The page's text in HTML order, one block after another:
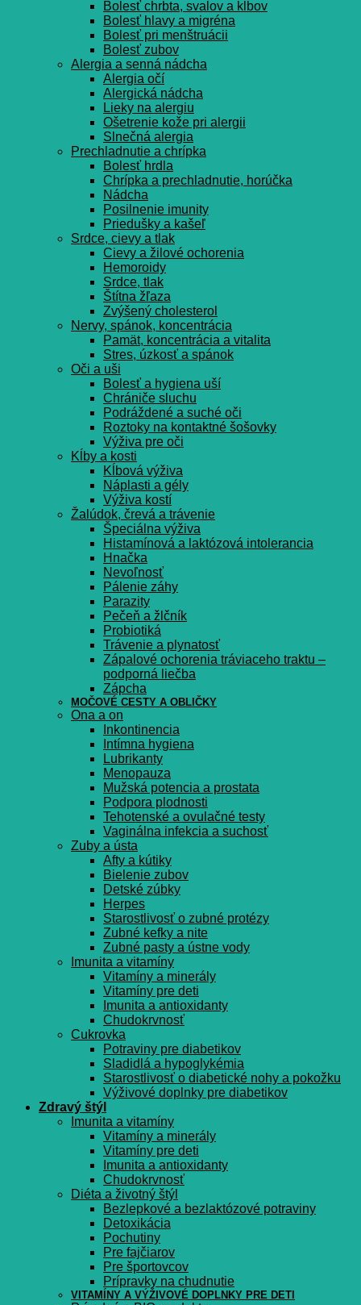
Bolesť chrbta, svalov a kĺbov
Bolesť hlavy a migréna
Bolesť pri menštruácii
Bolesť zubov
Alergia a senná nádcha
Alergia očí
Alergická nádcha
Lieky na alergiu
Ošetrenie kože pri alergii
Slnečná alergia
Prechladnutie a chrípka
Bolesť hrdla
Chrípka a prechladnutie, horúčka
Nádcha
Posilnenie imunity
Priedušky a kašeľ
Srdce, cievy a tlak
Cievy a žilové ochorenia
Hemoroidy
Srdce, tlak
Štítna žľaza
Zvýšený cholesterol
Nervy, spánok, koncentrácia
Pamät, koncentrácia a vitalita
Stres, úzkosť a spánok
Oči a uši
Bolesť a hygiena uší
Chrániče sluchu
Podráždené a suché oči
Roztoky na kontaktné šošovky
Výživa pre oči
Kĺby a kosti
Kĺbová výživa
Náplasti a gély
Výživa kostí
Žalúdok, črevá a trávenie
Špeciálna výživa
Histamínová a laktózová intolerancia
Hnačka
Nevoľnosť
Pálenie záhy
Parazity
Pečeň a žlčník
Probiotiká
Trávenie a plynatosť
Zápalové ochorenia tráviaceho traktu –
podporná liečba
Zápcha
MOČOVÉ CESTY A OBLIČKY
Ona a on
Inkontinencia
Intímna hygiena
Lubrikanty
Menopauza
Mužská potencia a prostata
Podpora plodnosti
Tehotenské a ovulačné testy
Vaginálna infekcia a suchosť
Zuby a ústa
Afty a kútiky
Bielenie zubov
Detské zúbky
Herpes
Starostlivosť o zubné protézy
Zubné kefky a nite
Zubné pasty a ústne vody
Imunita a vitamíny
Vitamíny a minerály
Vitamíny pre deti
Imunita a antioxidanty
Chudokrvnosť
Cukrovka
Potraviny pre diabetikov
Sladidlá a hypoglykémia
Starostlivosť o diabetické nohy a pokožku
Výživové doplnky pre diabetikov
Zdravý štýl
Imunita a vitamíny
Vitamíny a minerály
Vitamíny pre deti
Imunita a antioxidanty
Chudokrvnosť
Diéta a životný štýl
Bezlepkové a bezlaktózové potraviny
Detoxikácia
Pochutiny
Pre fajčiarov
Pre športovcov
Prípravky na chudnutie
VITAMÍNY A VÝŽIVOVÉ DOPLNKY PRE DETI